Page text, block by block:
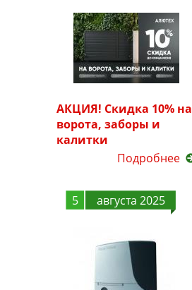
АКЦИЯ! Скидка 10% на
ворота, заборы и
калитки
Подробнее
5 августа 2025